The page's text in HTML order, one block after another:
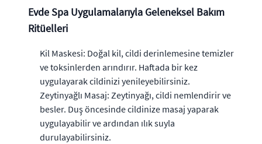
Evde Spa Uygulamalarıyla Geleneksel Bakım
Ritüelleri
Kil Maskesi: Doğal kil, cildi derinlemesine temizler
ve toksinlerden arındırır. Haftada bir kez
uygulayarak cildinizi yenileyebilirsiniz.
Zeytinyağlı Masaj: Zeytinyağı, cildi nemlendirir ve
besler. Duş öncesinde cildinize masaj yaparak
uygulayabilir ve ardından ılık suyla
durulayabilirsiniz.